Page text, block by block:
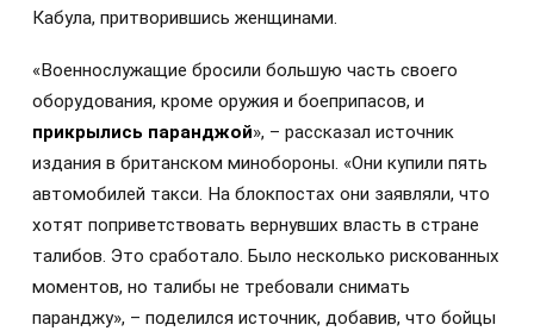
Кабула, притворившись женщинами.
«Военнослужащие бросили большую часть своего
оборудования, кроме оружия и боеприпасов, и
прикрылись паранджой», – рассказал источник
издания в британском минобороны. «Они купили пять
автомобилей такси. На блокпостах они заявляли, что
хотят поприветствовать вернувших власть в стране
талибов. Это сработало. Было несколько рискованных
моментов, но талибы не требовали снимать
паранджу», – поделился источник, добавив, что бойцы